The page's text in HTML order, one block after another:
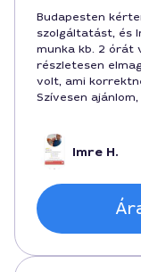
Budapesten
szolgáltatást, és
munka kb. 2 órát
részletesen
volt, ami
Szívesen
Imre H.